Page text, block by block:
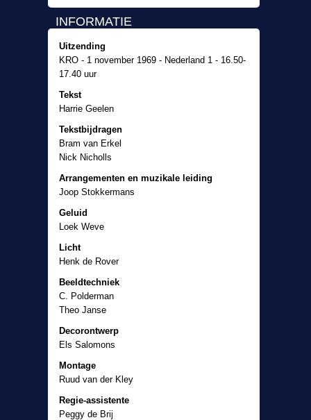
INFORMATIE
Uitzending
KRO - 1 november 1969 - Nederland 1 - 16.50-
17.40 uur
Tekst
Harrie Geelen
Tekstbijdragen
Bram van Erkel
Nick Nicholls
Arrangementen en muzikale leiding
Joop Stokkermans
Geluid
Loek Weve
Licht
Henk de Rover
Beeldtechniek
C. Polderman
Theo Janse
Decorontwerp
Els Salomons
Montage
Ruud van der Kley
Regie-assistente
Peggy de Brij